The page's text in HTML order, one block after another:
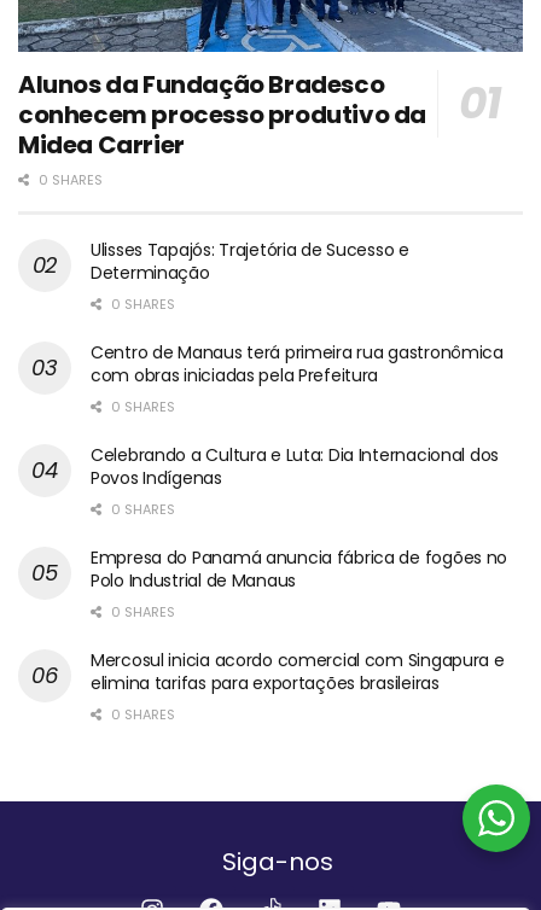
Alunos da Fundação Bradesco
conhecem processo produtivo da
Midea Carrier
0 SHARES
Ulisses Tapajós: Trajetória de Sucesso e
Determinação
0 SHARES
Centro de Manaus terá primeira rua gastronômica
com obras iniciadas pela Prefeitura
0 SHARES
Celebrando a Cultura e Luta: Dia Internacional dos
Povos Indígenas
0 SHARES
Empresa do Panamá anuncia fábrica de fogões no
Polo Industrial de Manaus
0 SHARES
Mercosul inicia acordo comercial com Singapura e
elimina tarifas para exportações brasileiras
0 SHARES
Siga-nos